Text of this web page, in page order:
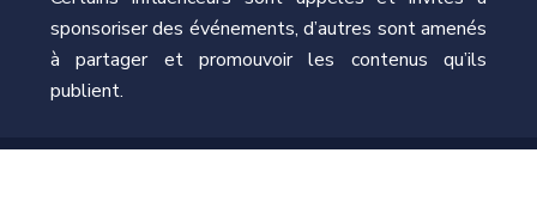
sponsoriser des événements, d’autres sont amenés
à partager et promouvoir les contenus qu’ils
publient.